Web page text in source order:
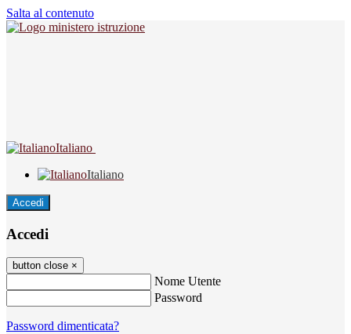
Salta al contenuto
Italiano
Italiano
Accedi
Accedi
button close ×
Nome Utente
Password
Password dimenticata?